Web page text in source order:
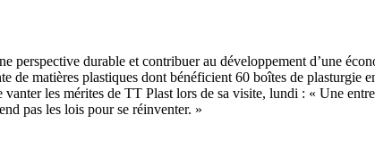
perspective durable et contribuer au développement d’une
de matières plastiques dont bénéficient 60 boîtes de plasturgie
les mérites de TT Plast lors de sa visite, lundi : « Une
pas les lois pour se réinventer. »